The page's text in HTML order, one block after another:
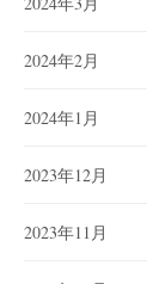
2024年2月
2024年1月
2023年12月
2023年11月